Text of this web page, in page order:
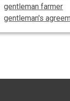
gentleman farmer
gentleman's